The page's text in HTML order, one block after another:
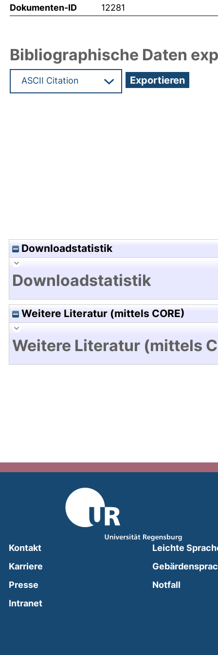
Dokumenten-ID 12281
Bibliographische Daten
Downloadstatistik
Downloadstatistik
Weitere Literatur (mittels CORE)
Weitere Literatur (mittels
Kontakt
Karriere
Presse
Intranet(external link, opens in a new window)
Leichte
Notfall